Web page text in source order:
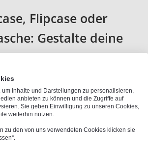
Flipcase oder
Gestalte deine
Galaxy A51 5G
Schutzhülle
und individuellen Schutz für dein
dann bist du bei uns goldrichtig.
große Auswahl an verschiedenen
Hard Case, das individuelle
Inhalte und Darstellungen zu personalisieren,
anbieten zu können und die Zugriffe auf
Sie geben Einwilligung zu unseren Cookies,
weiterhin nutzen.
zu den von uns verwendeten Cookies klicken sie